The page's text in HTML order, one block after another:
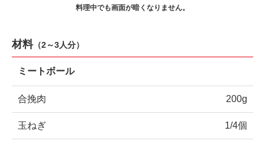
料理中でも画面が暗くなりません。
材料（2～3人分）
ミートボール
合挽肉 200g
玉ねぎ 1/4個